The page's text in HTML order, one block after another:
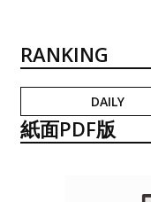
RANKING
DAILY
紙面PDF版